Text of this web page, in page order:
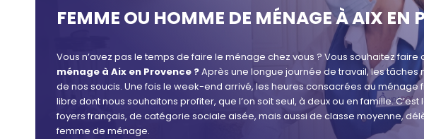
FEMME OU HOMME DE MÉNAGE À AIX EN
Vous n’avez pas le temps de faire le ménage chez vous ? Vous souhaitez faire
ménage à Aix en Provence ?Après une longue journée de travail, les
de nos soucis. Une fois le week-end arrivé, les heures consacrées au
libre dont nous souhaitons profiter, que l’on soit seul, à deux ou en famille.
foyers français, de catégorie sociale aisée, mais aussi de classe moyenne,
femme de ménage.